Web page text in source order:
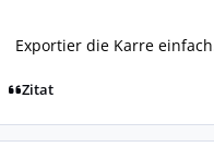
Exportier die Karre
Zitat